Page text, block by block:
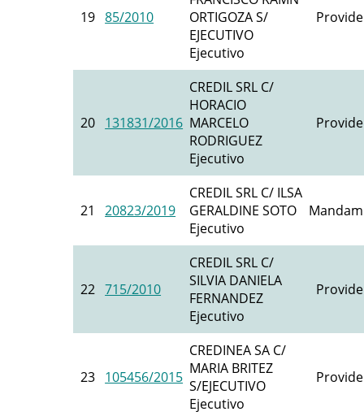
19 85/2010
ORTIGOZA S/
EJECUTIVO
Ejecutivo
20 131831/2016
CREDIL SRL C/
HORACIO
MARCELO
RODRIGUEZ
Ejecutivo
21 20823/2019
CREDIL SRL C/ ILSA
GERALDINE SOTO
Ejecutivo
22 715/2010
CREDIL SRL C/
SILVIA DANIELA
FERNANDEZ
Ejecutivo
23 105456/2015
CREDINEA SA C/
MARIA BRITEZ
S/EJECUTIVO
Ejecutivo